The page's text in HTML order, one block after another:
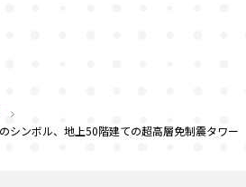
シンボル、地上50階建ての超高層免制震タ